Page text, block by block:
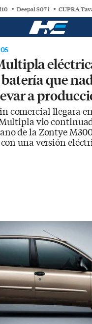
Deepal S07 i CUPRA
que
a
comercial llegara
vio
de la Zontye
una versión